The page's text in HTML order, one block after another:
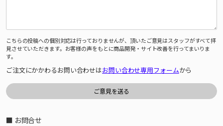
こちらの投稿への個別対応は行っておりませんが、頂いたご意見はスタッフがすべて拝
見させていただきます。お客様の声をもとに商品開発・サイト改善を行ってまいりま
す。
ご注文にかかわるお問い合わせはお問い合わせ専用フォームから
■ お問合せ